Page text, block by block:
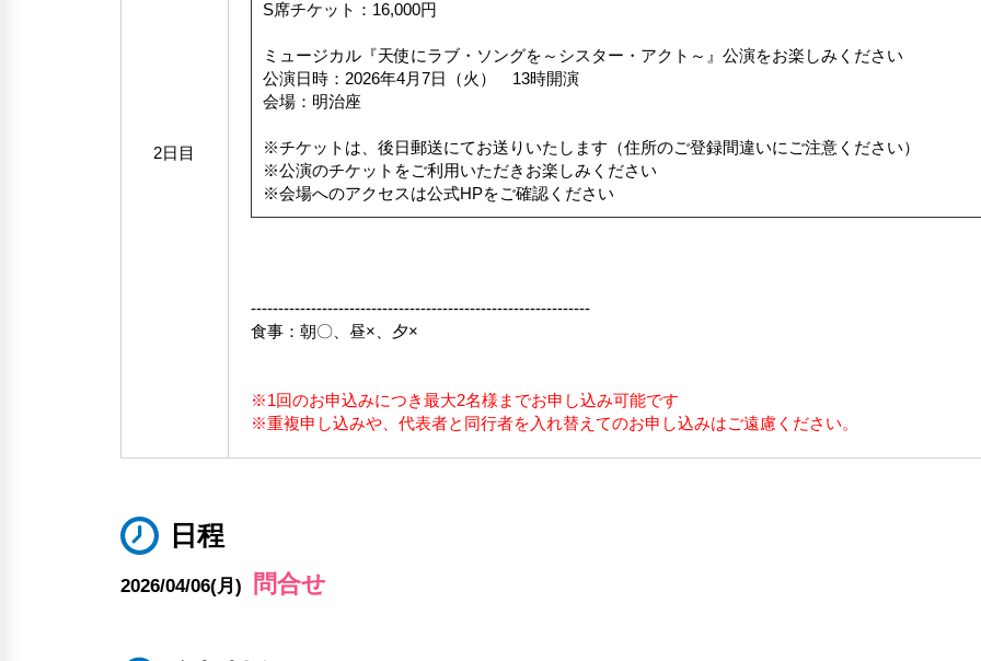
2日目
S席チケット：16,000円
ミュージカル『天使にラブ・ソングを～シスター・アクト～』公演をお楽しみください
公演日時：2026年4月7日（火） 13時開演
会場：明治座
※チケットは、後日郵送にてお送りいたします（住所のご登録間違いにご注意ください）
※公演のチケットをご利用いただきお楽しみください
※会場へのアクセスは公式HPをご確認ください
--------------------------------------------------------------
食事：朝〇、昼×、夕×
※1回のお申込みにつき最大2名様までお申し込み可能です
※重複申し込みや、代表者と同行者を入れ替えてのお申し込みはご遠慮ください。
日程
2026/04/06(月) 問合せ